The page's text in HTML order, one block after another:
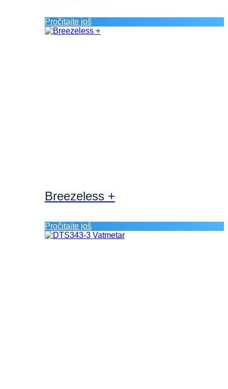
Pročitajte još
Breezeless +
Pročitajte još